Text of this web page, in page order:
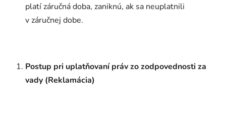
platí záručná doba, zaniknú, ak sa neuplatnili
v záručnej dobe.
Postup pri uplatňovaní práv zo zodpovednosti za
vady (Reklamácia)